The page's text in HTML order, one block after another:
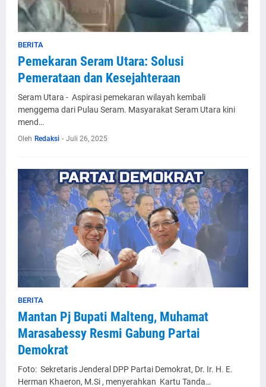
BERITA
Pemekaran Seram Utara: Solusi
Pemerataan dan Kesejahteraan
Seram Utara - Aspirasi pemekaran wilayah kembali
menggema dari Pulau Seram. Masyarakat Seram Utara kini
mend…
Oleh Redaksi - Juli 26, 2025
BERITA
Mantan Pj Bupati Malteng, Muhamat
Marasabessy Resmi Gabung Partai
Demokrat
Foto: Sekretaris Jenderal DPP Partai Demokrat, Dr. Ir. H. E.
Herman Khaeron, M.Si , menyerahkan Kartu Tanda…